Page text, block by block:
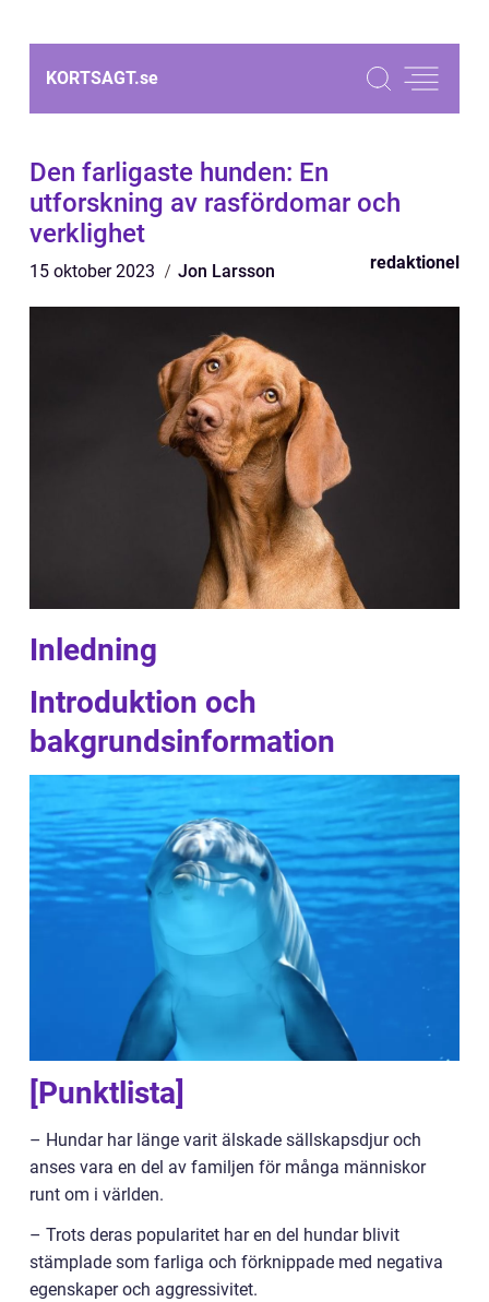
KORTSAGT.se
Den farligaste hunden: En
utforskning av rasfördomar och
verklighet
15 oktober 2023 Jon Larsson redaktionel
Inledning
Introduktion och
bakgrundsinformation
[Punktlista]
– Hundar har länge varit älskade sällskapsdjur och
anses vara en del av familjen för många människor
runt om i världen.
– Trots deras popularitet har en del hundar blivit
stämplade som farliga och förknippade med negativa
egenskaper och aggressivitet.